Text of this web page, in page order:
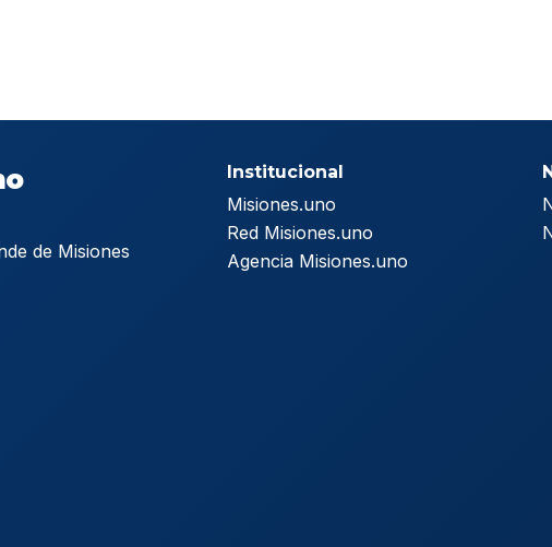
de Misiones
Institucional
Misiones.uno
Red Misiones.uno
Agencia Misiones.uno